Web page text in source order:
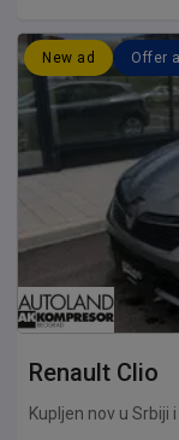
New ad Offer
Renault Clio
Kupljen nov u Srbiji